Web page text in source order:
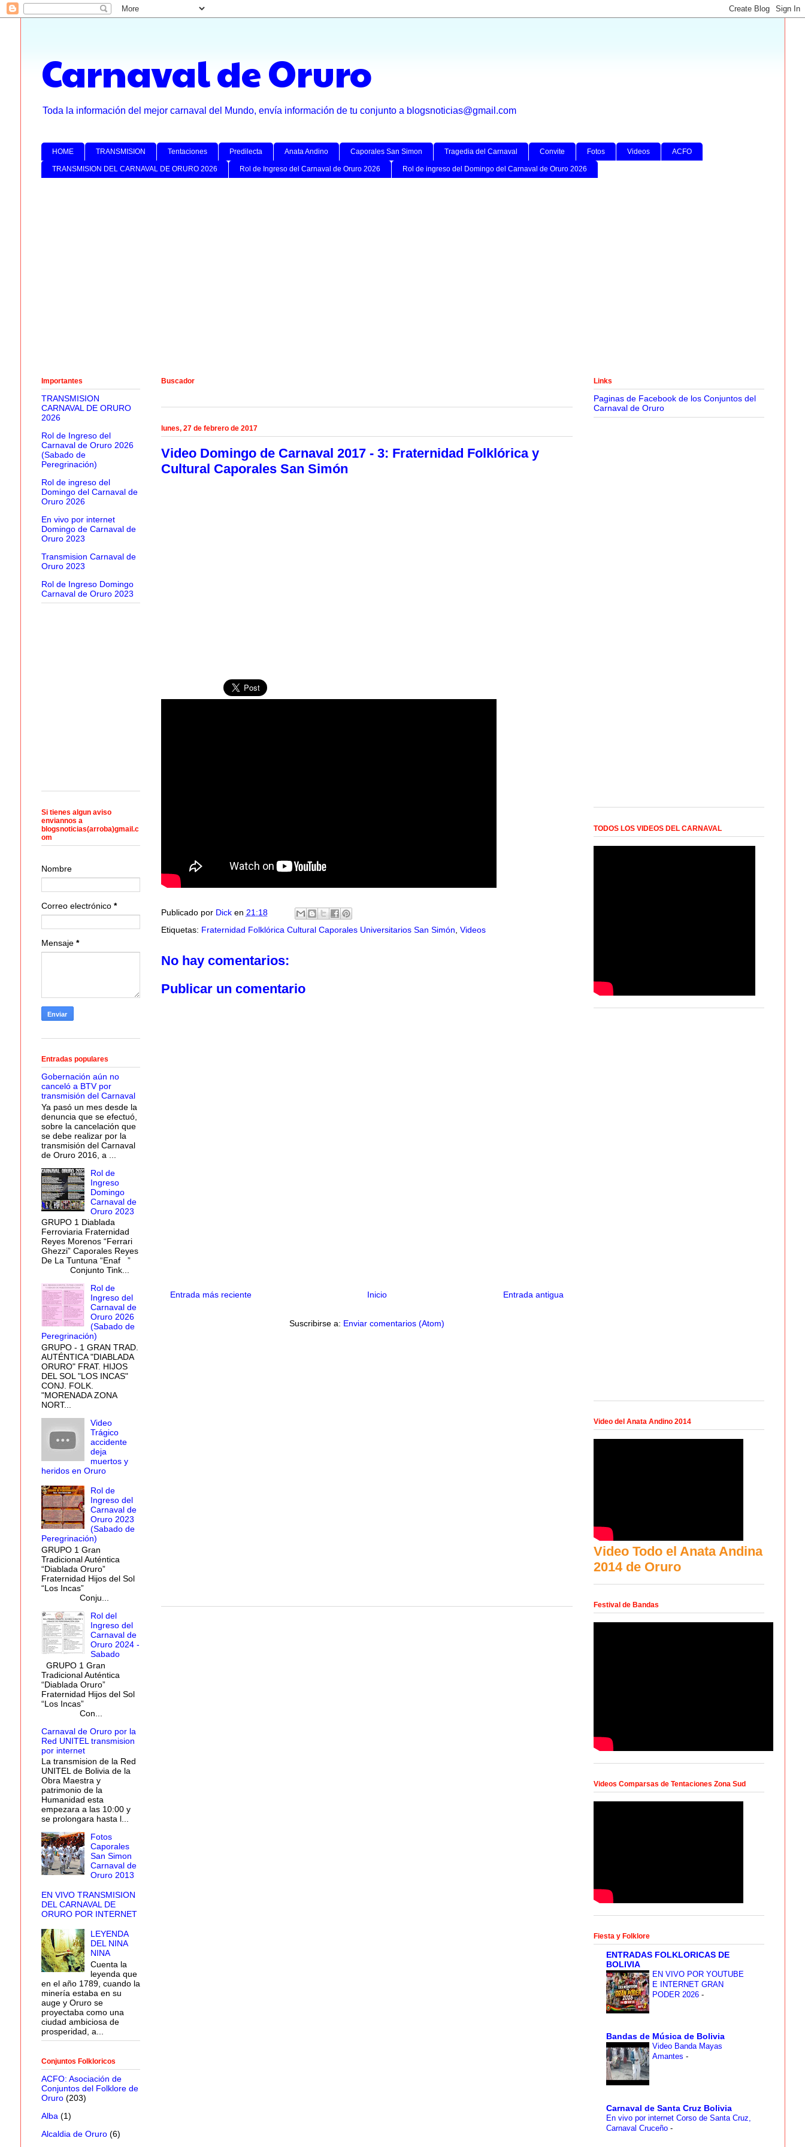
Carnaval de Oruro
Toda la información del mejor carnaval del Mundo, envía información de tu conjunto a blogsnoticias@gmail.com
HOME TRANSMISION Tentaciones Predilecta Anata Andino Caporales San Simon Tragedia del Carnaval Convite Fotos Videos ACFO
TRANSMISION DEL CARNAVAL DE ORURO 2026 Rol de Ingreso del Carnaval de Oruro 2026 Rol de ingreso del Domingo del Carnaval de Oruro 2026
Buscador
lunes, 27 de febrero de 2017
Video Domingo de Carnaval 2017 - 3: Fraternidad Folklórica y
Cultural Caporales San Simón
Publicado por Dick en 21:18
Etiquetas: Fraternidad Folklórica Cultural Caporales Universitarios San Simón Videos
No hay comentarios:
Publicar un comentario
Entrada más reciente Entrada antigua
Inicio
Suscribirse a: Enviar comentarios (Atom)
Importantes
TRANSMISION
CARNAVAL DE ORURO
2026
Rol de Ingreso del
Carnaval de Oruro 2026
(Sabado de
Peregrinación)
Rol de ingreso del
Domingo del Carnaval de
Oruro 2026
En vivo por internet
Domingo de Carnaval de
Oruro 2023
Transmision Carnaval de
Oruro 2023
Rol de Ingreso Domingo
Carnaval de Oruro 2023
Si tienes algun aviso
enviannos a
blogsnoticias(arroba)gmail.c
om
Nombre
Correo electrónico *
Mensaje *
Entradas populares
Gobernación aún no
canceló a BTV por
transmisión del Carnaval
Ya pasó un mes desde la
denuncia que se efectuó,
sobre la cancelación que
se debe realizar por la
transmisión del Carnaval
de Oruro 2016, a ...
Rol de
Ingreso
Domingo
Carnaval de
Oruro 2023
GRUPO 1 Diablada
Ferroviaria Fraternidad
Reyes Morenos “Ferrari
Ghezzi” Caporales Reyes
De La Tuntuna “Enaf ”
Conjunto Tink...
Rol de
Ingreso del
Carnaval de
Oruro 2026
(Sabado de
Peregrinación)
GRUPO - 1 GRAN TRAD.
AUTÉNTICA "DIABLADA
ORURO" FRAT. HIJOS
DEL SOL "LOS INCAS"
CONJ. FOLK.
"MORENADA ZONA
NORT...
Video
Trágico
accidente
deja
muertos y
heridos en Oruro
Rol de
Ingreso del
Carnaval de
Oruro 2023
(Sabado de
Peregrinación)
GRUPO 1 Gran
Tradicional Auténtica
“Diablada Oruro”
Fraternidad Hijos del Sol
“Los Incas”
Conju...
Rol del
Ingreso del
Carnaval de
Oruro 2024 -
Sabado
GRUPO 1 Gran
Tradicional Auténtica
“Diablada Oruro”
Fraternidad Hijos del Sol
“Los Incas”
Con...
Carnaval de Oruro por la
Red UNITEL transmision
por internet
La transmision de la Red
UNITEL de Bolivia de la
Obra Maestra y
patrimonio de la
Humanidad esta
empezara a las 10:00 y
se prolongara hasta l...
Fotos
Caporales
San Simon
Carnaval de
Oruro 2013
EN VIVO TRANSMISION
DEL CARNAVAL DE
ORURO POR INTERNET
LEYENDA
DEL NINA
NINA
Cuenta la
leyenda que
en el año 1789, cuando la
minería estaba en su
auge y Oruro se
proyectaba como una
ciudad ambiciosa de
prosperidad, a...
Conjuntos Folkloricos
ACFO: Asociación de
Conjuntos del Folklore de
Oruro (203)
Alba (1)
Alcaldia de Oruro (6)
Links
Paginas de Facebook de los Conjuntos del
Carnaval de Oruro
TODOS LOS VIDEOS DEL CARNAVAL
Video del Anata Andino 2014
Video Todo el Anata Andina
2014 de Oruro
Festival de Bandas
Videos Comparsas de Tentaciones Zona Sud
Fiesta y Folklore
ENTRADAS FOLKLORICAS DE
BOLIVIA
EN VIVO POR YOUTUBE
E INTERNET GRAN
PODER 2026 -
Bandas de Música de Bolivia
Video Banda Mayas
Amantes -
Carnaval de Santa Cruz Bolivia
En vivo por internet Corso de Santa Cruz,
Carnaval Cruceño -